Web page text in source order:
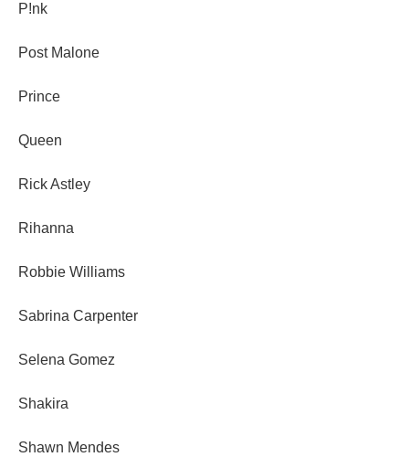
P!nk
Post Malone
Prince
Queen
Rick Astley
Rihanna
Robbie Williams
Sabrina Carpenter
Selena Gomez
Shakira
Shawn Mendes